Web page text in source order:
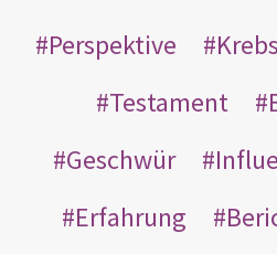
Perspektive
Krebs
Testament
Geschwür
Erfahrung